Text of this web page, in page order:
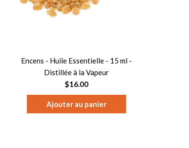
Encens - Huile Essentielle - 15 ml -
Distillée à la Vapeur
$16.00